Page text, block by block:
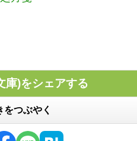
庫)をシェアする
をつぶやく